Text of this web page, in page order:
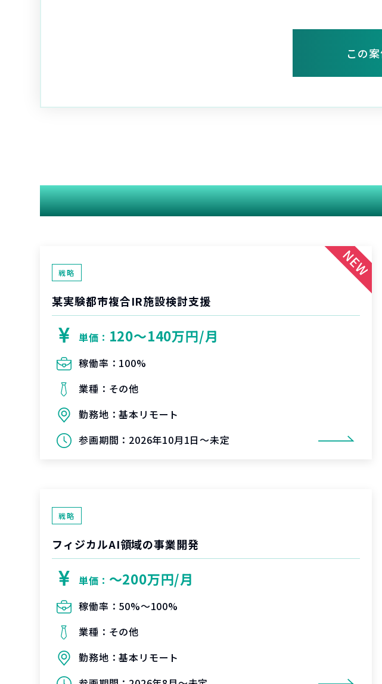
この
関
戦略
某実験都市複合IR施設検討支援
単価： 120〜140万円/月
稼働率： 100%
業種： その他
勤務地：基本リモート
参画期間： 2026年10月1日～未定
戦略
フィジカルAI領域の事業開発
単価： 〜200万円/月
稼働率： 50%〜100%
業種： その他
勤務地：基本リモート